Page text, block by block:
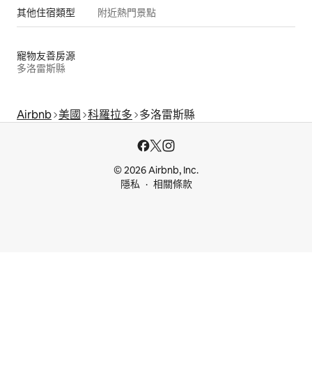
其他住宿類型 附近熱門景點
寵物友善房源
多洛雷斯縣
Airbnb 美國 科羅拉多 多洛雷斯縣
© 2026 Airbnb, Inc.
隱私
相關條款